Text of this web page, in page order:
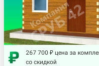
267 700 ₽ цена за
со скидкой